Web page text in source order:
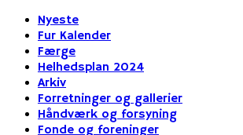
Nyeste
Fur Kalender
Færge
Helhedsplan 2024
Arkiv
Forretninger og gallerier
Håndværk og forsyning
Fonde og foreninger